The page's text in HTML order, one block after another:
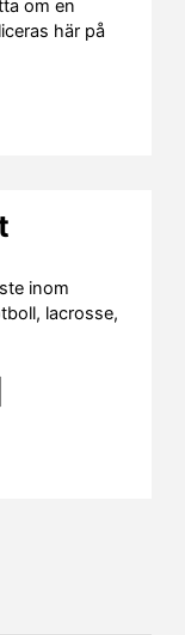
om en
här på
inom
lacrosse,